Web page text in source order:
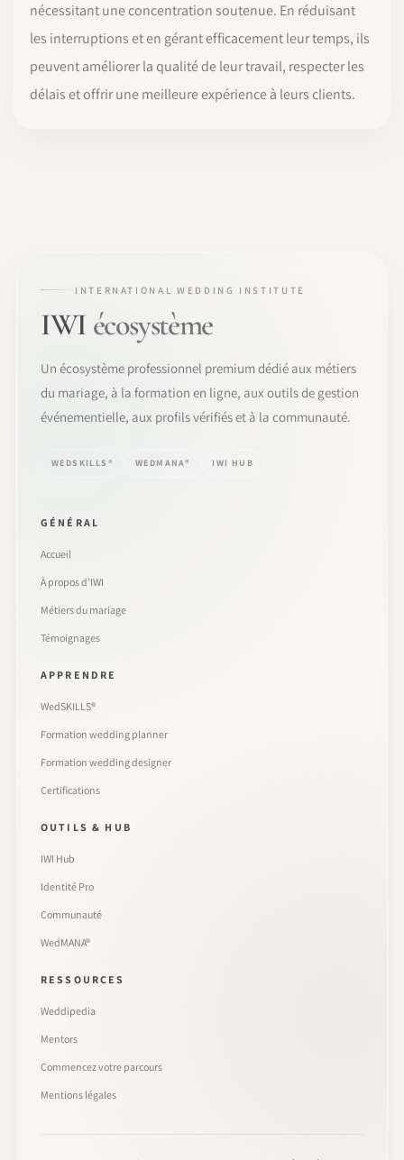
nécessitant une concentration soutenue. En réduisant
les interruptions et en gérant efficacement leur temps, ils
peuvent améliorer la qualité de leur travail, respecter les
délais et offrir une meilleure expérience à leurs clients.
INTERNATIONAL WEDDING INSTITUTE
IWI écosystème
Un écosystème professionnel premium dédié aux métiers
du mariage, à la formation en ligne, aux outils de gestion
événementielle, aux profils vérifiés et à la communauté.
WEDSKILLS® WEDMANA® IWI HUB
GÉNÉRAL
Accueil
À propos d’IWI
Métiers du mariage
Témoignages
APPRENDRE
WedSKILLS®
Formation wedding planner
Formation wedding designer
Certifications
OUTILS & HUB
IWI Hub
Identité Pro
Communauté
WedMANA®
RESSOURCES
Weddipedia
Mentors
Commencez votre parcours
Mentions légales